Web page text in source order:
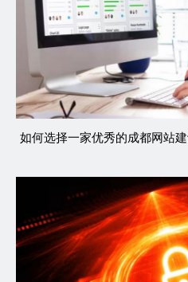
如何选择一家优秀的成都网站建